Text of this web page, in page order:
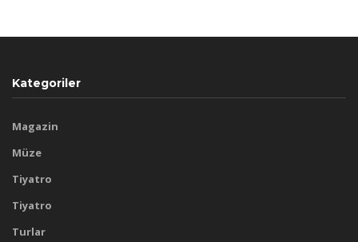
Kategoriler
Magazin
Müze
Tiyatro
Tiyatro
Turlar